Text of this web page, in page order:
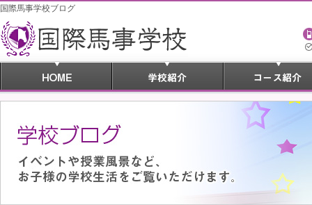
国際馬事学校ブログ